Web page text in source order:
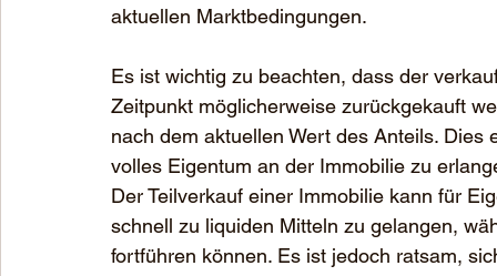
aktuellen Marktbedingungen.
Es ist wichtig zu beachten, dass der
Zeitpunkt möglicherweise zurückgekauft
nach dem aktuellen Wert des Anteils.
volles Eigentum an der Immobilie zu
Der Teilverkauf einer Immobilie kann für
schnell zu liquiden Mitteln zu gelangen,
fortführen können. Es ist jedoch ratsam,